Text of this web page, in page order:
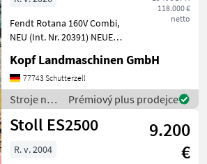
Rundballenpresse,
i
118.000 €
netto
Fendt Rotana 160V Combi,
NEU (Int. Nr. 20391) NEUE
Typ Rotana 160V Combi
Baujahr 2026 40km/h Netz-
und Folienbindung,
integrierte Wickelein
Kopf Landmaschinen GmbH
77743 Schutterzell
Stroje na
zber
objemových
Fendt
Prémiový plus prodejce
Stoll ES2500
9.200
€
R. v. 2004